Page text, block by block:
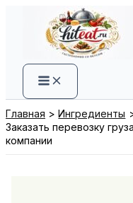
содержимому
Главная
Ингредиенты
Заказать перевозку
компании